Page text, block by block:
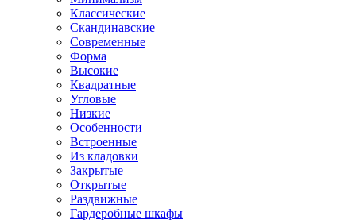
Классические
Скандинавские
Современные
Форма
Высокие
Квадратные
Угловые
Низкие
Особенности
Встроенные
Из кладовки
Закрытые
Открытые
Раздвижные
Гардеробные шкафы